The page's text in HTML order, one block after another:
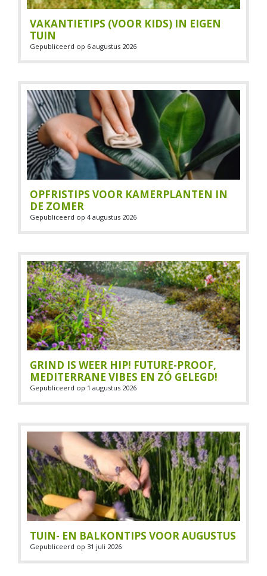
VAKANTIETIPS (VOOR KIDS) IN EIGEN
TUIN
Gepubliceerd op 6 augustus 2026
OPFRISTIPS VOOR KAMERPLANTEN IN
DE ZOMER
Gepubliceerd op 4 augustus 2026
GRIND IS WEER HIP! FUTURE-PROOF,
MEDITERRANE VIBES EN ZÓ GELEGD!
Gepubliceerd op 1 augustus 2026
TUIN- EN BALKONTIPS VOOR AUGUSTUS
Gepubliceerd op 31 juli 2026